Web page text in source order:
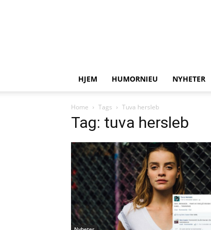
HJEM HUMORNIEU NYHETER
Home Tags Tuva hersleb
Tag: tuva hersleb